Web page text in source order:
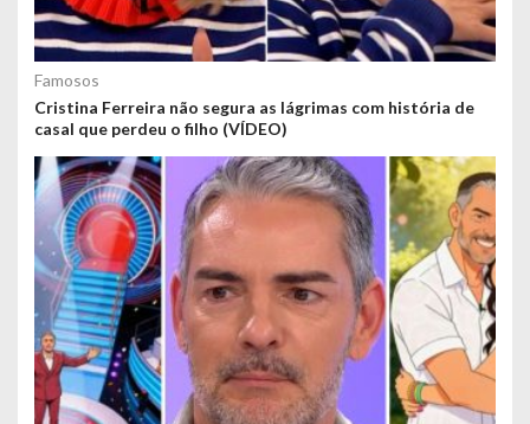
Famosos
Cristina Ferreira não segura as lágrimas com história de
casal que perdeu o filho (VÍDEO)